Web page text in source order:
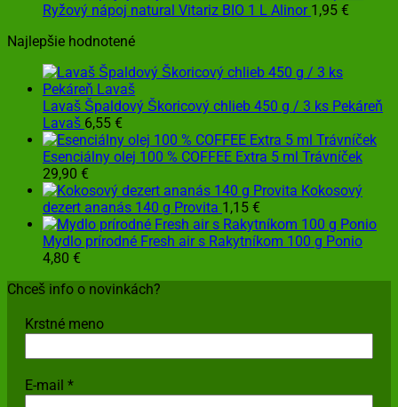
Ryžový nápoj natural Vitariz BIO 1 L Alinor 1,95 €
Najlepšie hodnotené
Lavaš Špaldový Škoricový chlieb 450 g / 3 ks Pekáreň
Lavaš 6,55 €
Esenciálny olej 100 % COFFEE Extra 5 ml Trávníček
29,90 €
Kokosový
dezert ananás 140 g Provita 1,15 €
Mydlo prírodné Fresh air s Rakytníkom 100 g Ponio
4,80 €
Chceš info o novinkách?
Krstné meno
E-mail *